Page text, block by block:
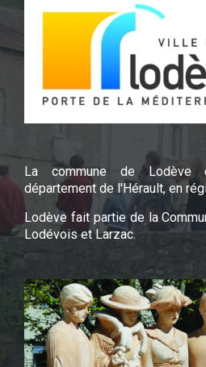
La commune de
département de l'Hérault, en
Lodève fait partie de la
Lodévois et Larzac.